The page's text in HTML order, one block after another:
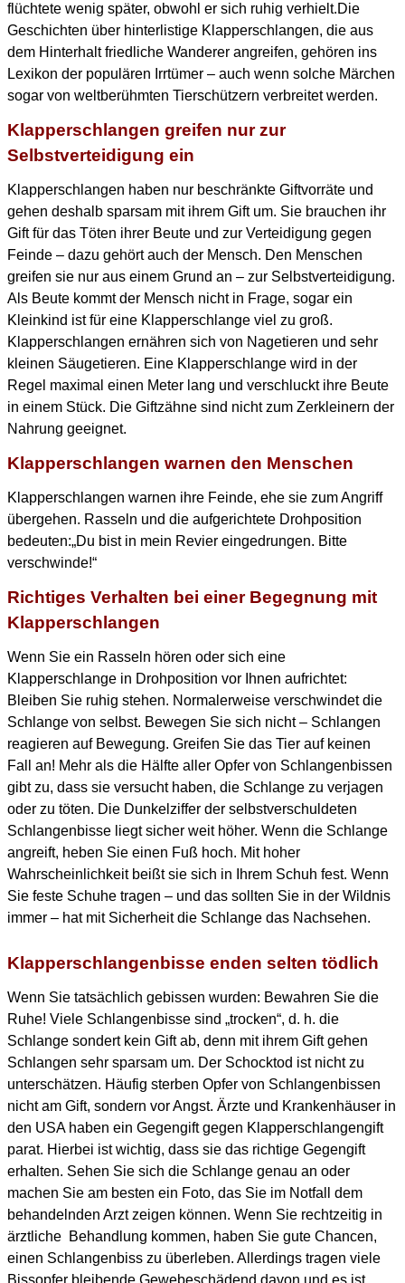
flüchtete wenig später, obwohl er sich ruhig verhielt.Die
Geschichten über hinterlistige Klapperschlangen, die aus
dem Hinterhalt friedliche Wanderer angreifen, gehören ins
Lexikon der populären Irrtümer – auch wenn solche Märchen
sogar von weltberühmten Tierschützern verbreitet werden.
Klapperschlangen greifen nur zur
Selbstverteidigung ein
Klapperschlangen haben nur beschränkte Giftvorräte und
gehen deshalb sparsam mit ihrem Gift um. Sie brauchen ihr
Gift für das Töten ihrer Beute und zur Verteidigung gegen
Feinde – dazu gehört auch der Mensch. Den Menschen
greifen sie nur aus einem Grund an – zur Selbstverteidigung.
Als Beute kommt der Mensch nicht in Frage, sogar ein
Kleinkind ist für eine Klapperschlange viel zu groß.
Klapperschlangen ernähren sich von Nagetieren und sehr
kleinen Säugetieren. Eine Klapperschlange wird in der
Regel maximal einen Meter lang und verschluckt ihre Beute
in einem Stück. Die Giftzähne sind nicht zum Zerkleinern der
Nahrung geeignet.
Klapperschlangen warnen den Menschen
Klapperschlangen warnen ihre Feinde, ehe sie zum Angriff
übergehen. Rasseln und die aufgerichtete Drohposition
bedeuten:„Du bist in mein Revier eingedrungen. Bitte
verschwinde!“
Richtiges Verhalten bei einer Begegnung mit
Klapperschlangen
Wenn Sie ein Rasseln hören oder sich eine
Klapperschlange in Drohposition vor Ihnen aufrichtet:
Bleiben Sie ruhig stehen. Normalerweise verschwindet die
Schlange von selbst. Bewegen Sie sich nicht – Schlangen
reagieren auf Bewegung. Greifen Sie das Tier auf keinen
Fall an! Mehr als die Hälfte aller Opfer von Schlangenbissen
gibt zu, dass sie versucht haben, die Schlange zu verjagen
oder zu töten. Die Dunkelziffer der selbstverschuldeten
Schlangenbisse liegt sicher weit höher. Wenn die Schlange
angreift, heben Sie einen Fuß hoch. Mit hoher
Wahrscheinlichkeit beißt sie sich in Ihrem Schuh fest. Wenn
Sie feste Schuhe tragen – und das sollten Sie in der Wildnis
immer – hat mit Sicherheit die Schlange das Nachsehen.
Klapperschlangenbisse enden selten tödlich
Wenn Sie tatsächlich gebissen wurden: Bewahren Sie die
Ruhe! Viele Schlangenbisse sind „trocken“, d. h. die
Schlange sondert kein Gift ab, denn mit ihrem Gift gehen
Schlangen sehr sparsam um. Der Schocktod ist nicht zu
unterschätzen. Häufig sterben Opfer von Schlangenbissen
nicht am Gift, sondern vor Angst. Ärzte und Krankenhäuser in
den USA haben ein Gegengift gegen Klapperschlangengift
parat. Hierbei ist wichtig, dass sie das richtige Gegengift
erhalten. Sehen Sie sich die Schlange genau an oder
machen Sie am besten ein Foto, das Sie im Notfall dem
behandelnden Arzt zeigen können. Wenn Sie rechtzeitig in
ärztliche Behandlung kommen, haben Sie gute Chancen,
einen Schlangenbiss zu überleben. Allerdings tragen viele
Bissopfer bleibende Gewebeschädend davon und es ist